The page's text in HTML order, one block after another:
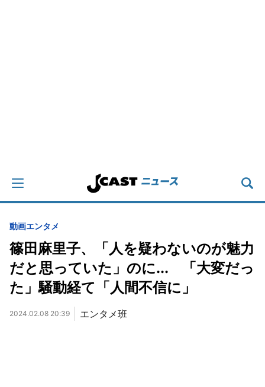
動画エンタメ
篠田麻里子、「人を疑わないのが魅力
だと思っていた」のに... 「大変だっ
た」騒動経て「人間不信に」
2024.02.08 20:39 エンタメ班